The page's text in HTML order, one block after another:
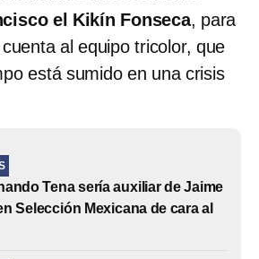
el Kikín Fonseca, para
al equipo tricolor, que
está sumido en una crisis
Tena sería auxiliar de Jaime
Selección Mexicana de cara al